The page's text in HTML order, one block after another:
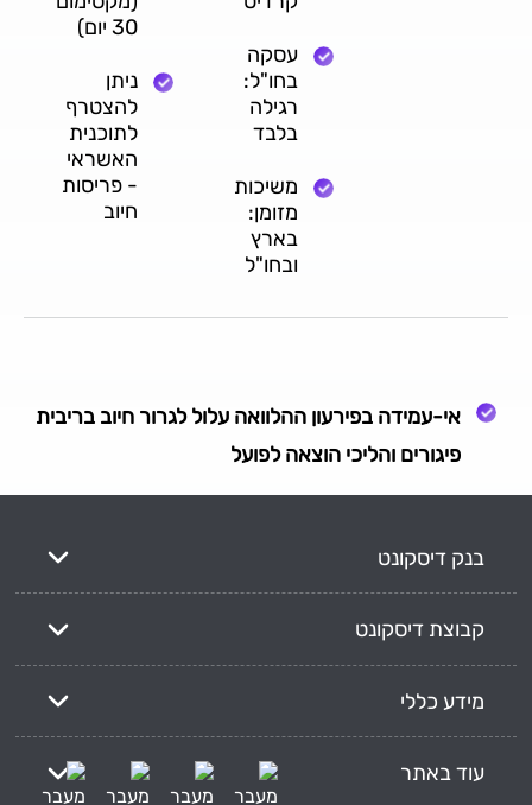
עסקה
בחו"ל:
רגילה
בלבד
משיכות
מזומן:
בארץ
ובחו"ל
30 יום)
ניתן
להצטרף
לתוכנית
האשראי
- פריסות
חיוב
אי-עמידה בפירעון ההלוואה עלול לגרור חיוב בריבית
פיגורים והליכי הוצאה לפועל
בנק דיסקונט
קבוצת דיסקונט
מידע כללי
עוד באתר